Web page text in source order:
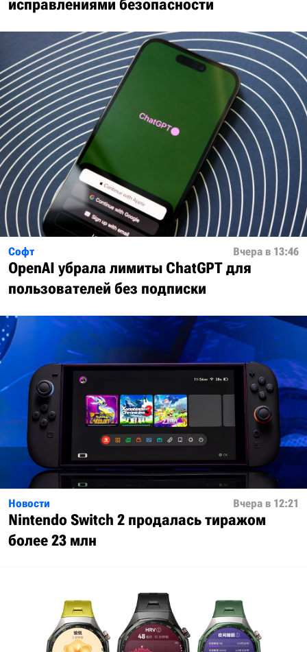
исправлениями безопасности
Софт Вчера в 13:46
OpenAI убрала лимиты ChatGPT для
пользователей без подписки
Новости Вчера в 12:21
Nintendo Switch 2 продалась тиражом
более 23 млн